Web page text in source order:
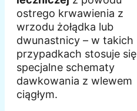
ostrego krwawienia z
wrzodu żołądka lub
dwunastnicy – w takich
przypadkach stosuje się
specjalne schematy
dawkowania z wlewem
ciągłym.